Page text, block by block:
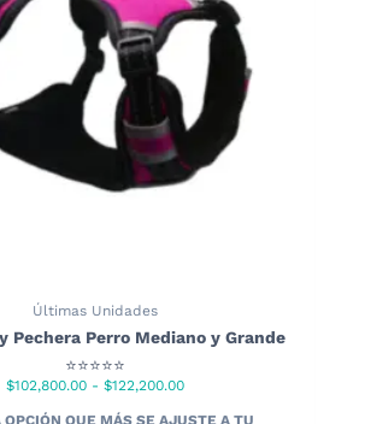
Últimas Unidades
Pechera Perro Mediano y Grande
⭐⭐⭐⭐⭐
$102,800.00 - $122,200.00Rango